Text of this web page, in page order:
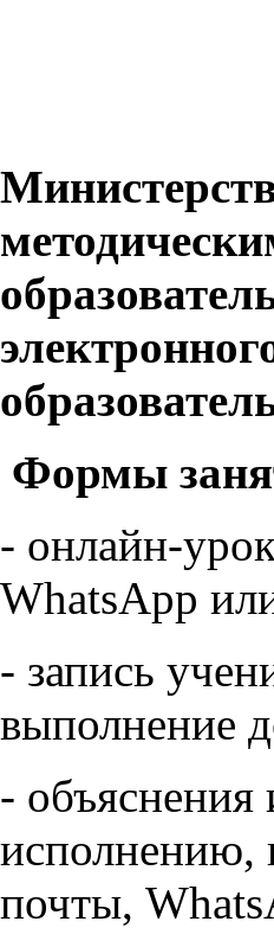
Формы
- онлайн-
WhatsApp
- запись
выполнение
- объяснения
исполнению,
почты,